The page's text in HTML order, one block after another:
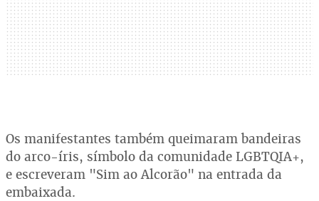
Os manifestantes também queimaram bandeiras
do arco-íris, símbolo da comunidade LGBTQIA+,
e escreveram "Sim ao Alcorão" na entrada da
embaixada.